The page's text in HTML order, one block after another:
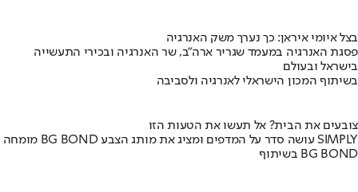
בצל איומי איראן: כך נערך משק האנרגיה
פסגת האנרגיה במעמד שגריר ארה"ב, שר האנרגיה ובכירי התעשייה
בישראל ובעולם
בשיתוף המכון הישראלי לאנרגיה ולסביבה
צובעים את הבית? אל תעשו את הטעות הזו
מומחה BG BOND עושה סדר על המדפים ומציג את מותג הצבע SIMPLY
בשיתוף BG BOND